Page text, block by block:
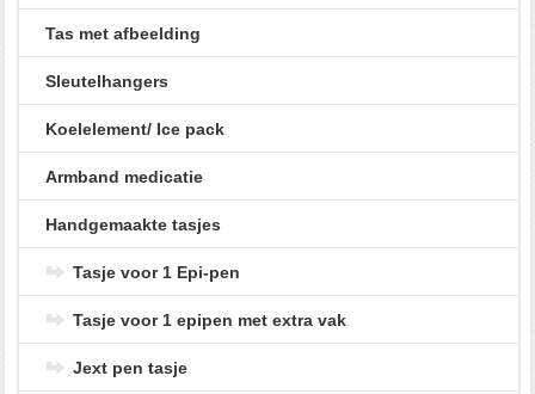
Tas met afbeelding
Sleutelhangers
Koelelement/ Ice pack
Armband medicatie
Handgemaakte tasjes
Tasje voor 1 Epi-pen
Tasje voor 1 epipen met extra vak
Jext pen tasje